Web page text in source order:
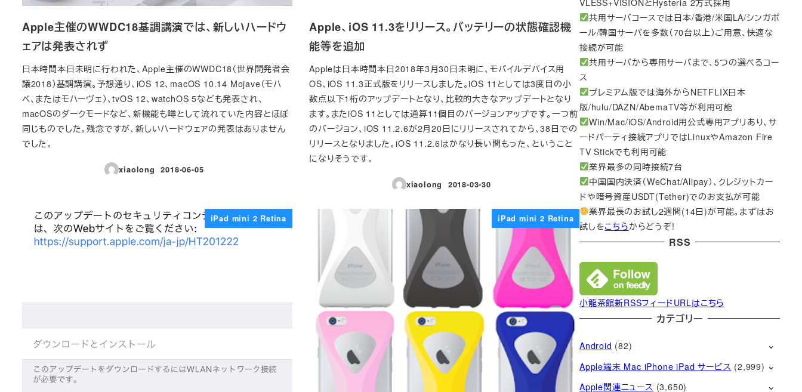
Apple主催のWWDC18基調講演では、新しいハードウ
ェアは発表されず
日本時間本日未明に行われた、Apple主催のWWDC18（世界開発者会
議2018）基調講演。予想通り、iOS 12、macOS 10.14 Mojave（モハ
ベ、またはモハーヴェ）、tvOS 12、watchOS 5なども発表され、
macOSのダークモードなど、新機能も噂として流れていた内容とほぼ
同じものでした。残念ですが、新しいハードウェアの発表はありません
でした。
xiaolong
投稿日
2018-06-05
Apple、iOS 11.3をリリース。バッテリーの状態確認機
能等を追加
Appleは日本時間本日2018年3月30日未明に、モバイルデバイス用
OS、iOS 11.3正式版をリリースしました。iOS 11としては3度目の小
数点以下1桁のアップデートとなり、比較的大きなアップデートとなり
ます。またiOS 11としては通算11個目のバージョンアップです。一つ前
のバージョン、iOS 11.2.6が2月20日にリリースされてから、38日での
リリースとなりました。iOS 11.2.6はかなり長い間もった、ということ
になりそうです。
xiaolong
投稿日
2018-03-30
iPad mini 2 Retina iPad mini 2 Retina
共用サーバコースでは日本/香港/米国LA/シンガポ
ール/韓国サーバを多数（70台以上）ご用意、快適な
接続が可能
共用サーバから専用サーバまで、5つの選べるコー
ス
プレミアム版では海外からNETFLIX日本
版/hulu/DAZN/AbemaTV等が利用可能
Win/Mac/iOS/Android用公式専用アプリあり、サ
ードパーティ接続アプリではLinuxやAmazon Fire
TV Stickでも利用可能
業界最多の同時接続7台
中国国内決済（WeChat/Alipay）、クレジットカー
ドや暗号資産USDT(Tether)でのお支払が可能
業界最長のお試し2週間(14日)が可能。まずはお
試しをこちらからどうぞ!
RSS
小龍茶館新RSSフィードURLはこちら
カテゴリー
Android (82)
Apple端末 Mac iPhone iPad サービス (2,999)
Apple関連ニュース (3,650)